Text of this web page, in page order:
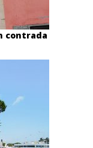
contrada